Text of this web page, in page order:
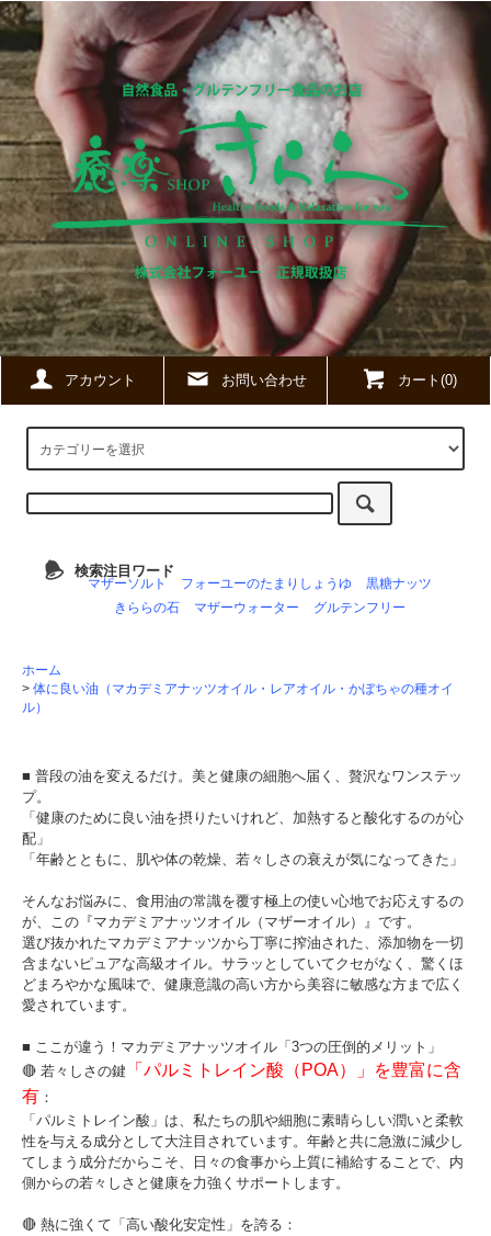
アカウント お問い合わせ カート(0)
検索注目ワード
マザーソルト フォーユーのたまりしょうゆ
黒糖ナッツ
きららの石
マザーウォーター グルテンフリー
ホーム
> 体に良い油（マカデミアナッツオイル・レアオイル・かぼちゃの種オイ
ル）
■ 普段の油を変えるだけ。美と健康の細胞へ届く、贅沢なワンステッ
プ。
「健康のために良い油を摂りたいけれど、加熱すると酸化するのが心
配」
「年齢とともに、肌や体の乾燥、若々しさの衰えが気になってきた」
そんなお悩みに、食用油の常識を覆す極上の使い心地でお応えするの
が、この『マカデミアナッツオイル（マザーオイル）』です。
選び抜かれたマカデミアナッツから丁寧に搾油された、添加物を一切
含まないピュアな高級オイル。サラッとしていてクセがなく、驚くほ
どまろやかな風味で、健康意識の高い方から美容に敏感な方まで広く
愛されています。
■ ここが違う！マカデミアナッツオイル「3つの圧倒的メリット」
🔴 若々しさの鍵
「パルミトレイン酸（POA）」を豊富に含
有 ：
「パルミトレイン酸」は、私たちの肌や細胞に素晴らしい潤いと柔軟
性を与える成分として大注目されています。年齢と共に急激に減少し
てしまう成分だからこそ、日々の食事から上質に補給することで、内
側からの若々しさと健康を力強くサポートします。
🔴 熱に強くて「高い酸化安定性」を誇る：